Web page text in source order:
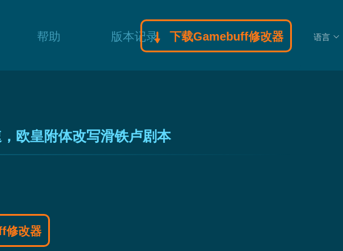
帮助 版本记录 下载Gamebuff修改器 语言
欧皇附体改写滑铁卢剧本
修改器